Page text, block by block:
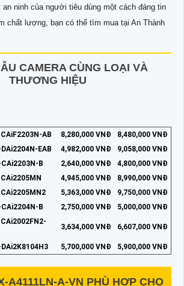
ninh của người tiêu dùng một cách đáng tin
chất lượng, bạn có thể tìm mua tại An Thành
CAMERA CÙNG LOẠI VÀ
THƯƠNG HIỆU
AB 8,280,000 VNĐ
8,480,000 VNĐ
EAB
4,982,000 VNĐ
9,058,000 VNĐ
B
2,640,000 VNĐ
4,800,000 VNĐ
4,945,000 VNĐ
8,990,000 VNĐ
5,363,000 VNĐ
9,750,000 VNĐ
B
2,750,000 VNĐ
5,000,000 VNĐ
3,634,000 VNĐ 6,607,000 VNĐ
5,700,000 VNĐ 5,900,000 VNĐ
A4111LN-A-VN PHÙ HỢP CHO